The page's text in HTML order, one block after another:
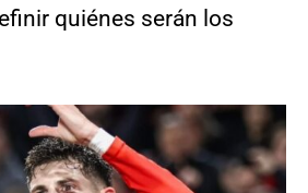
quiénes serán los